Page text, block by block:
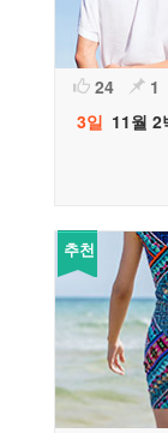
24 1
3일 11월 2
추천